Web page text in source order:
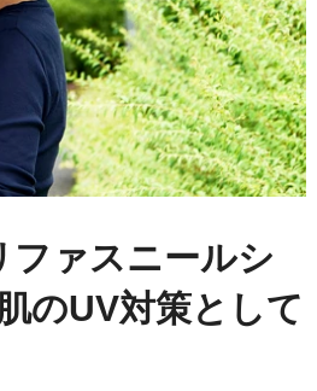
ファスニールシ
のUV対策として